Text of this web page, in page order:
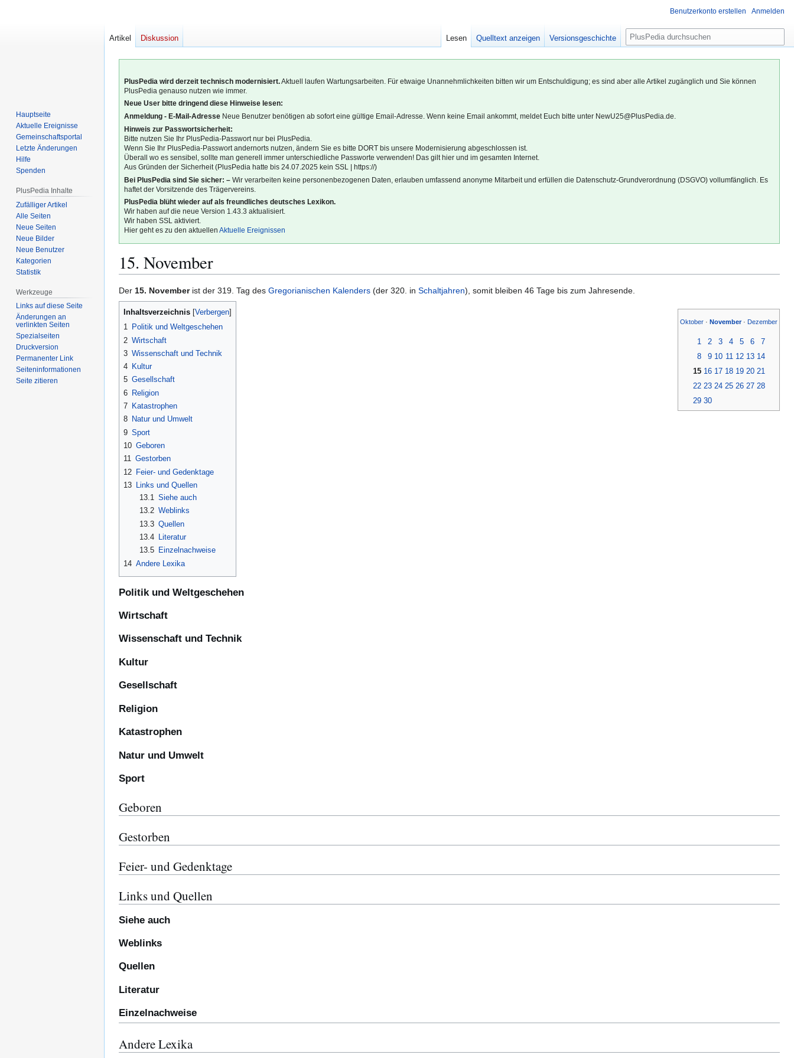
PlusPedia wird derzeit technisch modernisiert.Aktuell laufen Wartungsarbeiten. Für etwaige Unannehmlichkeiten bitten wir um Entschuldigung; es sind aber alle Artikel zugänglich und Sie können
PlusPedia genauso nutzen wie immer.
Neue User bitte dringend diese Hinweise lesen:
Anmeldung - E-Mail-Adresse Neue Benutzer benötigen ab sofort eine gültige Email-Adresse. Wenn keine Email ankommt, meldet Euch bitte unter NewU25@PlusPedia.de.
Hinweis zur Passwortsicherheit:
Bitte nutzen Sie Ihr PlusPedia-Passwort nur bei PlusPedia.
Wenn Sie Ihr PlusPedia-Passwort andernorts nutzen, ändern Sie es bitte DORT bis unsere Modernisierung abgeschlossen ist.
Überall wo es sensibel, sollte man generell immer unterschiedliche Passworte verwenden! Das gilt hier und im gesamten Internet.
Aus Gründen der Sicherheit (PlusPedia hatte bis 24.07.2025 kein SSL | https://)
Bei PlusPedia sind Sie sicher: – Wir verarbeiten keine personenbezogenen Daten, erlauben umfassend anonyme Mitarbeit und erfüllen die Datenschutz-Grundverordnung (DSGVO) vollumfänglich. Es
haftet der Vorsitzende des Trägervereins.
PlusPedia blüht wieder auf als freundliches deutsches Lexikon.
Wir haben auf die neue Version 1.43.3 aktualisiert.
Wir haben SSL aktiviert.
Hier geht es zu den aktuellenAktuelle Ereignissen
15. November
Zur
Navigation
springen
Zur
Suche
springen
Der 15. Novemberist der 319. Tag des Gregorianischen Kalenders (der 320. in Schaltjahren), somit bleiben 46 Tage bis zum Jahresende.
Oktober · November· Dezember
1 2 3 4 5 6
7
8
9 10 11 12 13 14
15 16 17 18 19 20 21
22 23 24 25 26 27 28
29 30
Inhaltsverzeichnis
1 Politik und Weltgeschehen
2 Wirtschaft
3 Wissenschaft und Technik
4 Kultur
5 Gesellschaft
6 Religion
7 Katastrophen
8 Natur und Umwelt
9 Sport
10 Geboren
11 Gestorben
12 Feier- und Gedenktage
13 Links und Quellen
13.1 Siehe auch
13.2 Weblinks
13.3 Quellen
13.4
Literatur
13.5
Einzelnachweise
14 Andere Lexika
Politik und Weltgeschehen
Wirtschaft
Wissenschaft und Technik
Kultur
Gesellschaft
Religion
Katastrophen
Natur und Umwelt
Sport
Geboren
Gestorben
Feier- und Gedenktage
Links und Quellen
Siehe auch
Weblinks
Quellen
Literatur
Einzelnachweise
Andere Lexika
Benutzerkonto erstellen Anmelden
Artikel Diskussion Lesen Quelltext anzeigen Versionsgeschichte
S
u
c
e
Hauptseite
Aktuelle Ereignisse
Gemeinschafts­portal
Letzte Änderungen
Hilfe
Spenden
PlusPedia Inhalte
Zufälliger Artikel
Alle Seiten
Neue Seiten
Neue Bilder
Neue Benutzer
Kategorien
Statistik
Werkzeuge
Links auf diese Seite
Änderungen an
verlinkten Seiten
Spezialseiten
Druckversion
Permanenter Link
Seiten­­informationen
Seite zitieren